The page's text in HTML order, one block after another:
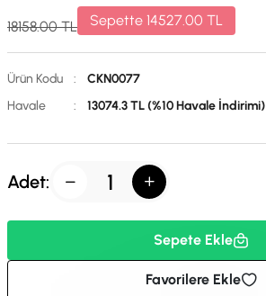
18158.00TL Sepette 14527.00 TL
Ürün Kodu :
CKN0077
Havale
: 13074.3 TL (%10 Havale İndirimi)
Adet:
Sepete Ekle
Favorilere Ekle